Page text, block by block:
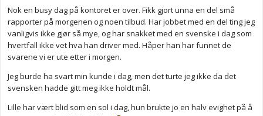
Nok en busy dag på kontoret er over. Fikk gjort unna en del små
rapporter på morgenen og noen tilbud. Har jobbet med en del ting jeg
vanligvis ikke gjør så mye, og har snakket med en svenske i dag som
hvertfall ikke vet hva han driver med. Håper han har funnet de
svarene vi er ute etter i morgen.
Jeg burde ha svart min kunde i dag, men det turte jeg ikke da det
svensken hadde gitt meg ikke holdt mål.
Lille har vært blid som en sol i dag, hun brukte jo en halv evighet på å